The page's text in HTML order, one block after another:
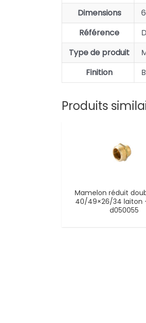
Dimensions
Référence
Type de produit
Finition
Produits
Mamelon réduit
40/49×26/34 laiton
d050055